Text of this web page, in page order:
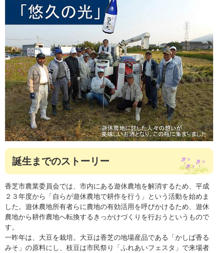
誕生までのストーリー
香芝市農業委員会では、市内にある遊休農地を解消するため、平成
２３年度から「自らが遊休農地で耕作を行う」という活動を始めま
した。遊休農地所有者らに農地の有効活用を呼びかけるため、遊休
農地から耕作農地へ転換するきっかけづくりを行おうというもので
す。
一昨年は、大豆を栽培。大豆は香芝の地場産品である「かしば香る
みそ」の原料にし、枝豆は市民祭り「ふれあいフェスタ」で来場者